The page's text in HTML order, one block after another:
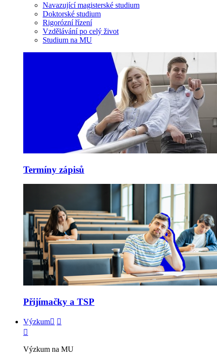
Navazující magisterské studium
Doktorské studium
Rigorózní řízení
Vzdělávání po celý život
Studium na MU
Termíny zápisů
Přijímačky a TSP
Výzkum
Výzkum na MU